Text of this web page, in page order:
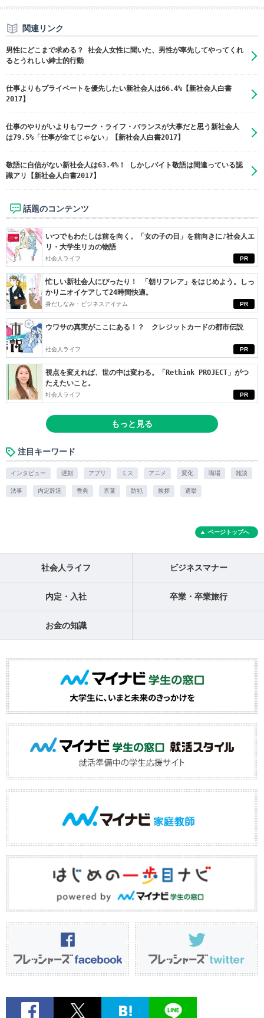
関連リンク
男性にどこまで求める？ 社会人女性に聞いた、男性が率先してやってくれ
るとうれしい紳士的行動
仕事よりもプライベートを優先したい新社会人は66.4%【新社会人白書
2017】
仕事のやりがいよりもワーク・ライフ・バランスが大事だと思う新社会人
は79.5%「仕事が全てじゃない」【新社会人白書2017】
敬語に自信がない新社会人は63.4%！ しかしバイト敬語は間違っている認
識アリ【新社会人白書2017】
話題のコンテンツ
PR
いつでもわたしは前を向く。「女の子の日」を前向きに♪社会人エ
リ・大学生リカの物語
社会人ライフ
PR
忙しい新社会人にぴったり！ 「朝リフレア」をはじめよう。しっ
かりニオイケアして24時間快適。
身だしなみ・ビジネスアイテム
PR
ウワサの真実がここにある！？ クレジットカードの都市伝説
社会人ライフ
PR
視点を変えれば、世の中は変わる。「Rethink PROJECT」がつ
たえたいこと。
社会人ライフ
もっと見る
注目キーワード
インタビュー 遅刻 アプリ ミス アニメ 変化 職場 雑談
法事 内定辞退 香典 言葉 防犯 挨拶 選挙
ページトップへ
社会人ライフ ビジネスマナー
内定・入社 卒業・卒業旅行
お金の知識